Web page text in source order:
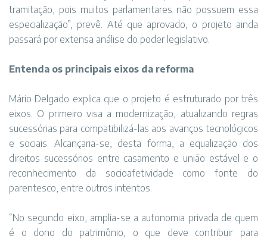
tramitação, pois muitos parlamentares não possuem essa
especialização”, prevê. Até que aprovado, o projeto ainda
passará por extensa análise do poder legislativo.
Entenda os principais eixos da reforma
Mário Delgado explica que o projeto é estruturado por três
eixos. O primeiro visa a modernização, atualizando regras
sucessórias para compatibilizá-las aos avanços tecnológicos
e sociais. Alcançaria-se, desta forma, a equalização dos
direitos sucessórios entre casamento e união estável e o
reconhecimento da socioafetividade como fonte do
parentesco, entre outros intentos.
“No segundo eixo, amplia-se a autonomia privada de quem
é o dono do patrimônio, o que deve contribuir para